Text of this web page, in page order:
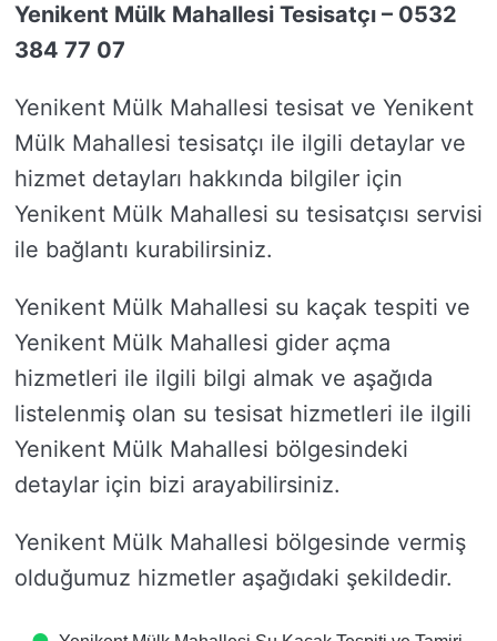
Yenikent Mülk Mahallesi Tesisatçı – 0532
384 77 07
Yenikent Mülk Mahallesi tesisat ve Yenikent
Mülk Mahallesi tesisatçı ile ilgili detaylar ve
hizmet detayları hakkında bilgiler için
Yenikent Mülk Mahallesi su tesisatçısı servisi
ile bağlantı kurabilirsiniz.
Yenikent Mülk Mahallesi su kaçak tespiti ve
Yenikent Mülk Mahallesi gider açma
hizmetleri ile ilgili bilgi almak ve aşağıda
listelenmiş olan su tesisat hizmetleri ile ilgili
Yenikent Mülk Mahallesi bölgesindeki
detaylar için bizi arayabilirsiniz.
Yenikent Mülk Mahallesi bölgesinde vermiş
olduğumuz hizmetler aşağıdaki şekildedir.